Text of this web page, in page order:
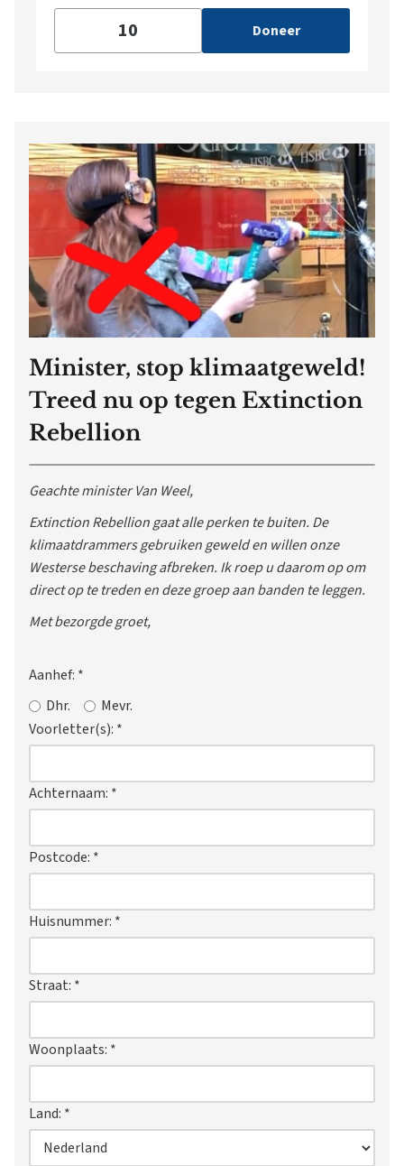
Doneer
Minister, stop klimaatgeweld!
Treed nu op tegen Extinction
Rebellion
Geachte minister Van Weel,
Extinction Rebellion gaat alle perken te buiten. De
klimaatdrammers gebruiken geweld en willen onze
Westerse beschaving afbreken. Ik roep u daarom op om
direct op te treden en deze groep aan banden te leggen.
Met bezorgde groet,
Aanhef: *
Dhr.
Mevr.
Voorletter(s): *
Achternaam: *
Postcode: *
Huisnummer: *
Straat: *
Woonplaats: *
Land: *